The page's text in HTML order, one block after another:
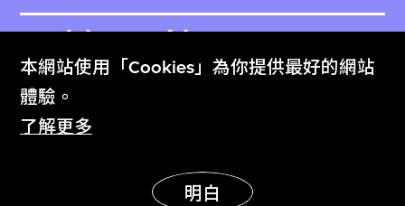
本網站使用「Cookies」為你提供最好的網站
體驗。
了解更多
明白
關於M+藏品
About the Collection
M+雜誌